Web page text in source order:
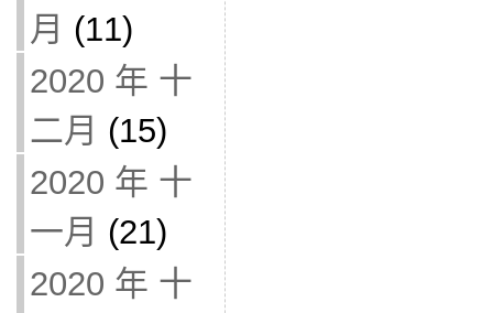
月 (11)
2020 年 十
二月 (15)
2020 年 十
一月 (21)
2020 年 十